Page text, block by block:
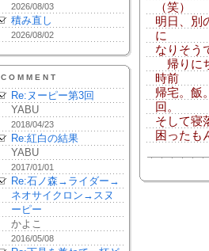
2026/08/03
積み直し
2026/08/02
COMMENT
Re:ヌーピー第3回
YABU
2018/04/23
Re:紅白の結果
YABU
2017/01/01
Re:石ノ森→ライダー→
ネオサイクロン→スヌ
ーピー
かよこ
2016/05/08
（笑）
明日、別
に
なりそう
帰りに
時前
帰宅。飯
回。
そして寝
困ったも